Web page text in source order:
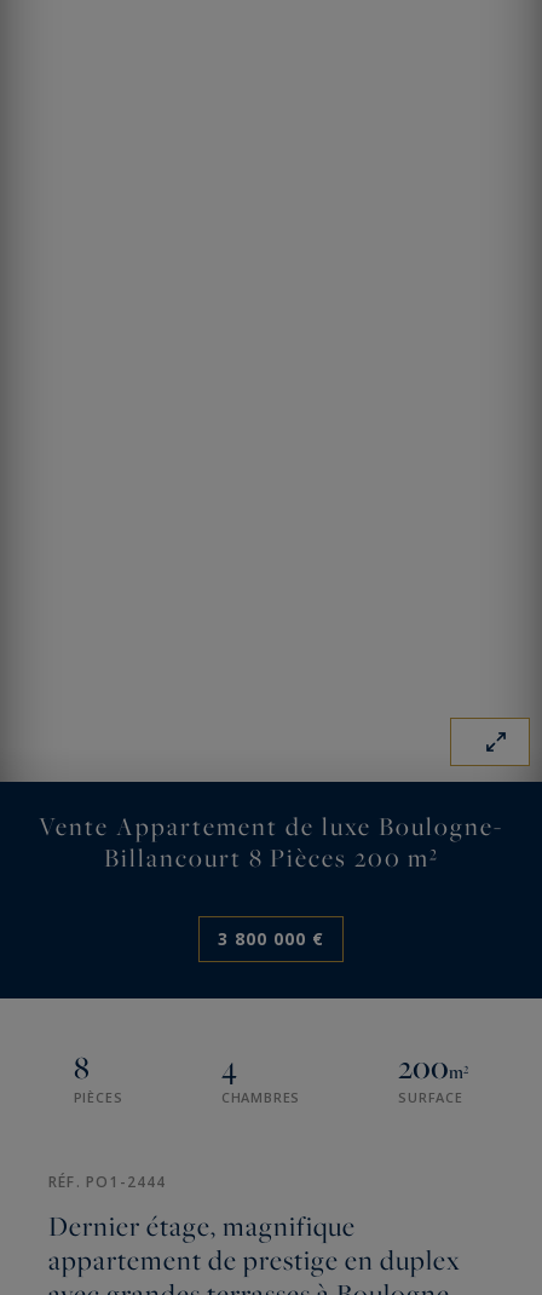
Vente Appartement de luxe Boulogne-
Billancourt 8 Pièces 200 m²
3 800 000 €
8
PIÈCES
4
CHAMBRES
200m²
SURFACE
RÉF. PO1-2444
Dernier étage, magnifique
appartement de prestige en duplex